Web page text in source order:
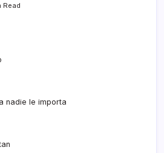
Read
nadie le importa